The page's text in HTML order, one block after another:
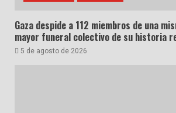
Gaza despide a 112 miembros de una
mayor funeral colectivo de su historia
5 de agosto de 2026